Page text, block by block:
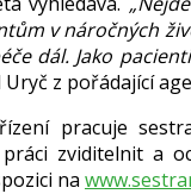
v náročných
dál. Jako
z pořádající
pracuje
zviditelnit a
na